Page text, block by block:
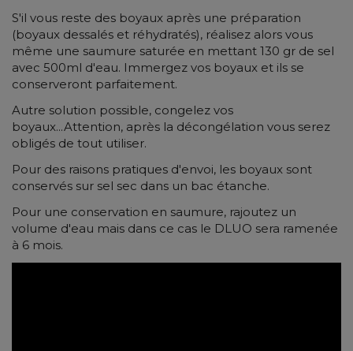
S'il vous reste des boyaux après une préparation
(boyaux dessalés et réhydratés), réalisez alors vous
même une saumure saturée en mettant 130 gr de sel
avec 500ml d'eau. Immergez vos boyaux et ils se
conserveront parfaitement.
Autre solution possible, congelez vos
boyaux...Attention, après la décongélation vous serez
obligés de tout utiliser.
Pour des raisons pratiques d'envoi, les boyaux sont
conservés sur sel sec dans un bac étanche.
Pour une conservation en saumure, rajoutez un
volume d'eau mais dans ce cas le DLUO sera ramenée
à 6 mois.